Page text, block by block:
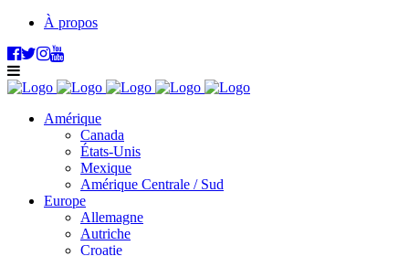
À propos
Amérique
Canada
États-Unis
Mexique
Amérique Centrale / Sud
Europe
Allemagne
Autriche
Croatie